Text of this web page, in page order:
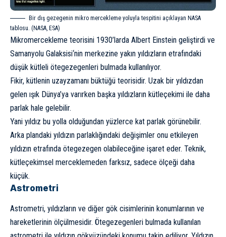
Bir dış gezegenin mikro mercekleme yoluyla tespitini açıklayan NASA
tablosu. (NASA, ESA)
Mikromercekleme teorisini 1930’larda Albert Einstein geliştirdi ve
Samanyolu Galaksisi‘nin merkezine yakın yıldızların etrafındaki
düşük kütleli ötegezegenleri bulmada kullanılıyor.
Fikir, kütlenin uzayzamanı büktüğü teorisidir. Uzak bir yıldızdan
gelen ışık Dünya’ya varırken başka yıldızların kütleçekimi ile daha
parlak hale gelebilir.
Yani yıldız bu yolla olduğundan yüzlerce kat parlak görünebilir.
Arka plandaki yıldızın parlaklığındaki değişimler onu etkileyen
yıldızın etrafında ötegezegen olabileceğine işaret eder. Teknik,
kütleçekimsel merceklemeden farksız, sadece ölçeği daha
küçük.
Astrometri
Astrometri, yıldızların ve diğer gök cisimlerinin konumlarının ve
hareketlerinin ölçülmesidir. Ötegezegenleri bulmada kullanılan